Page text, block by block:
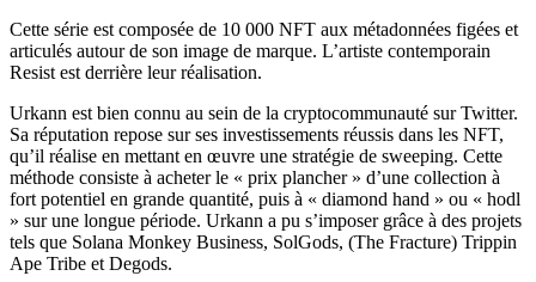
Cette série est composée de 10 000 NFT aux métadonnées figées et
articulés autour de son image de marque. L’artiste contemporain
Resist est derrière leur réalisation.
Urkann est bien connu au sein de la cryptocommunauté sur Twitter.
Sa réputation repose sur ses investissements réussis dans les NFT,
qu’il réalise en mettant en œuvre une stratégie de sweeping. Cette
méthode consiste à acheter le « prix plancher » d’une collection à
fort potentiel en grande quantité, puis à « diamond hand » ou « hodl
» sur une longue période. Urkann a pu s’imposer grâce à des projets
tels que Solana Monkey Business, SolGods, (The Fracture) Trippin
Ape Tribe et Degods.